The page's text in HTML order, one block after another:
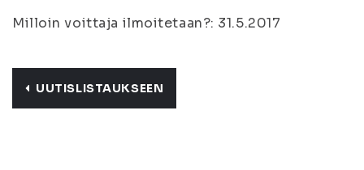
Milloin voittaja ilmoitetaan?: 31.5.2017
UUTISLISTAUKSEEN